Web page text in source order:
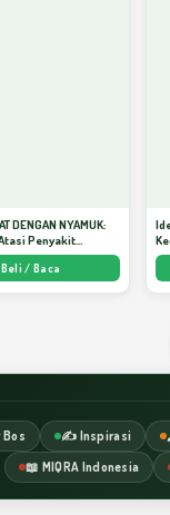
DENGAN NYAMUK:
Penyakit
- Arda Dinata
Beli / Baca
Bos ✍️ Inspirasi
📖 MIQRA Indonesia